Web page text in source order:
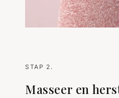
STAP 2.
Masseer en